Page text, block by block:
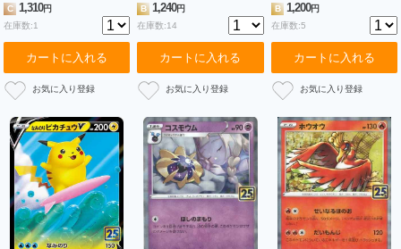
C
1,310円
在庫数:1
カートに入れる
B
1,240円
在庫数:14
カートに入れる
B 1,200円
在庫数:5
カートに入れる